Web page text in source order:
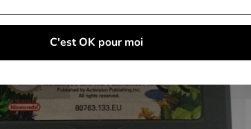
C'est OK pour moi